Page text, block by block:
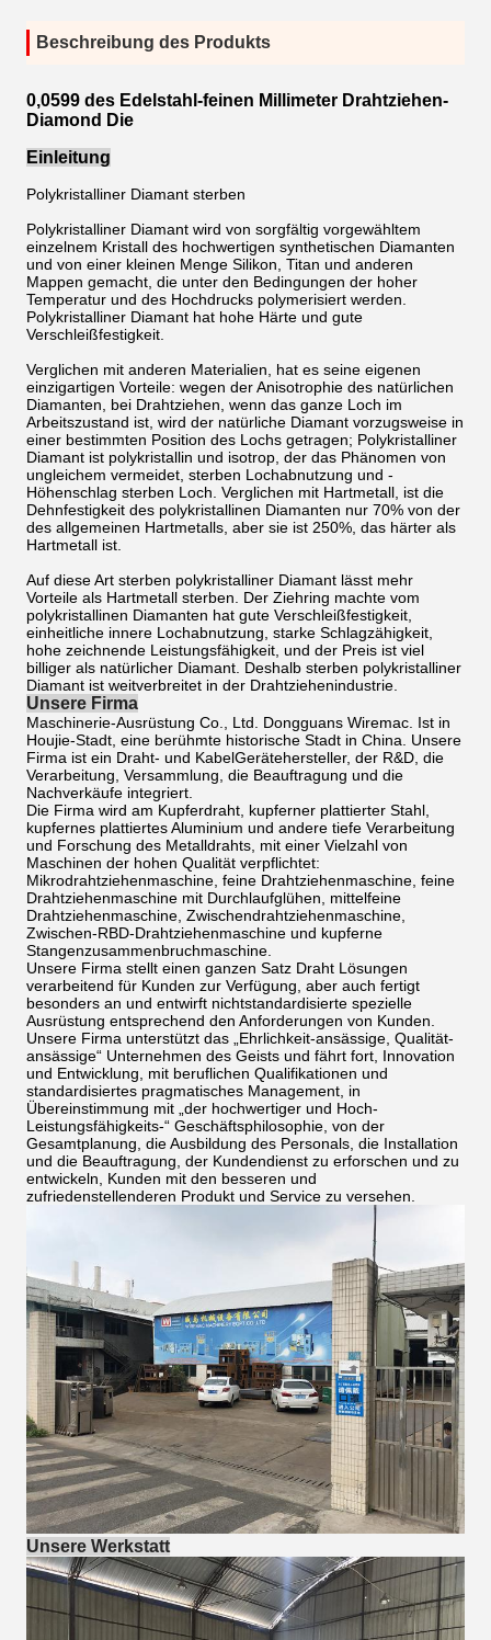
Beschreibung des Produkts
0,0599 des Edelstahl-feinen Millimeter Drahtziehen-
Diamond Die
Einleitung
Polykristalliner Diamant sterben
Polykristalliner Diamant wird von sorgfältig vorgewähltem
einzelnem Kristall des hochwertigen synthetischen Diamanten
und von einer kleinen Menge Silikon, Titan und anderen
Mappen gemacht, die unter den Bedingungen der hoher
Temperatur und des Hochdrucks polymerisiert werden.
Polykristalliner Diamant hat hohe Härte und gute
Verschleißfestigkeit.
Verglichen mit anderen Materialien, hat es seine eigenen
einzigartigen Vorteile: wegen der Anisotrophie des natürlichen
Diamanten, bei Drahtziehen, wenn das ganze Loch im
Arbeitszustand ist, wird der natürliche Diamant vorzugsweise in
einer bestimmten Position des Lochs getragen; Polykristalliner
Diamant ist polykristallin und isotrop, der das Phänomen von
ungleichem vermeidet, sterben Lochabnutzung und -
Höhenschlag sterben Loch. Verglichen mit Hartmetall, ist die
Dehnfestigkeit des polykristallinen Diamanten nur 70% von der
des allgemeinen Hartmetalls, aber sie ist 250%, das härter als
Hartmetall ist.
Auf diese Art sterben polykristalliner Diamant lässt mehr
Vorteile als Hartmetall sterben. Der Ziehring machte vom
polykristallinen Diamanten hat gute Verschleißfestigkeit,
einheitliche innere Lochabnutzung, starke Schlagzähigkeit,
hohe zeichnende Leistungsfähigkeit, und der Preis ist viel
billiger als natürlicher Diamant. Deshalb sterben polykristalliner
Diamant ist weitverbreitet in der Drahtziehenindustrie.
Unsere Firma
Maschinerie-Ausrüstung Co., Ltd. Dongguans Wiremac. Ist in
Houjie-Stadt, eine berühmte historische Stadt in China. Unsere
Firma ist ein Draht- und KabelGerätehersteller, der R&D, die
Verarbeitung, Versammlung, die Beauftragung und die
Nachverkäufe integriert.
Die Firma wird am Kupferdraht, kupferner plattierter Stahl,
kupfernes plattiertes Aluminium und andere tiefe Verarbeitung
und Forschung des Metalldrahts, mit einer Vielzahl von
Maschinen der hohen Qualität verpflichtet:
Mikrodrahtziehenmaschine, feine Drahtziehenmaschine, feine
Drahtziehenmaschine mit Durchlaufglühen, mittelfeine
Drahtziehenmaschine, Zwischendrahtziehenmaschine,
Zwischen-RBD-Drahtziehenmaschine und kupferne
Stangenzusammenbruchmaschine.
Unsere Firma stellt einen ganzen Satz Draht Lösungen
verarbeitend für Kunden zur Verfügung, aber auch fertigt
besonders an und entwirft nichtstandardisierte spezielle
Ausrüstung entsprechend den Anforderungen von Kunden.
Unsere Firma unterstützt das „Ehrlichkeit-ansässige, Qualität-
ansässige“ Unternehmen des Geists und fährt fort, Innovation
und Entwicklung, mit beruflichen Qualifikationen und
standardisiertes pragmatisches Management, in
Übereinstimmung mit „der hochwertiger und Hoch-
Leistungsfähigkeits-“ Geschäftsphilosophie, von der
Gesamtplanung, die Ausbildung des Personals, die Installation
und die Beauftragung, der Kundendienst zu erforschen und zu
entwickeln, Kunden mit den besseren und
zufriedenstellenderen Produkt und Service zu versehen.
Unsere Werkstatt